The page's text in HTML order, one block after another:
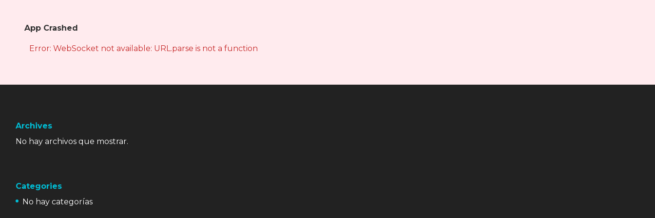
App Crashed
Error: WebSocket not available: URL.parse is not a function
Archives
No hay archivos que mostrar.
Categories
No hay categorías